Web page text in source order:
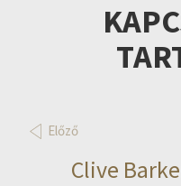
Előző
Clive